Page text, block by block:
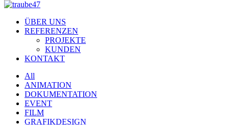
ÜBER UNS
REFERENZEN
PROJEKTE
KUNDEN
KONTAKT
All
ANIMATION
DOKUMENTATION
EVENT
FILM
GRAFIKDESIGN